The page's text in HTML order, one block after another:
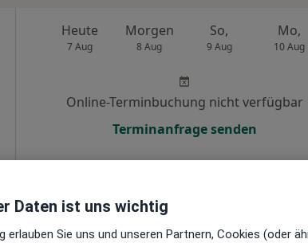
Heute
7 Aug
Morgen
8 Aug
So,
9 Aug
Mo,
10 Aug
Online-Terminbuchung nicht verfügbar
Terminanfrage senden
Heute Morgen So, Mo,
Daten ist uns wichtig
erlauben Sie uns und unseren Partnern, Cookies (oder